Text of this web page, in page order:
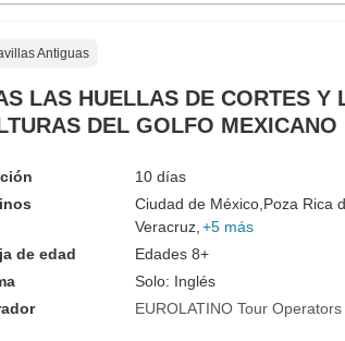
Antiguas
LAS HUELLAS DE CORTES Y
DEL GOLFO MEXICANO
10 días
Ciudad de México, Poza Rica
Veracruz, +5 más
de edad
Edades 8+
Solo: Inglés
EUROLATINO Tour Operators